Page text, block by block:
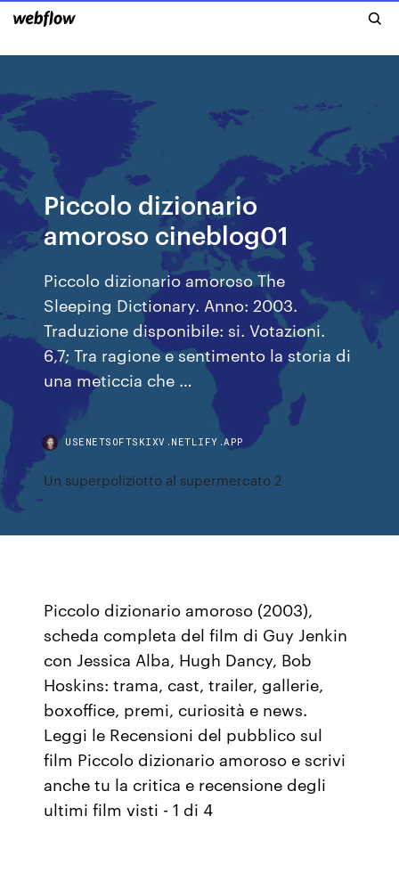
Piccolo dizionario
amoroso cineblog01
Piccolo dizionario amoroso The
Sleeping Dictionary. Anno: 2003.
Traduzione disponibile: si. Votazioni.
6,7; Tra ragione e sentimento la storia di
una meticcia che …
USENETSOFTSKIXV.NETLIFY.APP
Un superpoliziotto al supermercato 2
Piccolo dizionario amoroso (2003),
scheda completa del film di Guy Jenkin
con Jessica Alba, Hugh Dancy, Bob
Hoskins: trama, cast, trailer, gallerie,
boxoffice, premi, curiosità e news.
Leggi le Recensioni del pubblico sul
film Piccolo dizionario amoroso e scrivi
anche tu la critica e recensione degli
ultimi film visti - 1 di 4